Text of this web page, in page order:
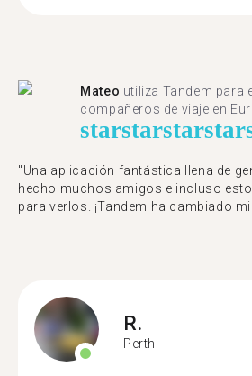
Mateo utiliza Tandem para
compañeros de viaje en
starstarstarstar
"Una aplicación fantástica llena de
hecho muchos amigos e incluso
para verlos. ¡Tandem ha cambiado
R.
Perth